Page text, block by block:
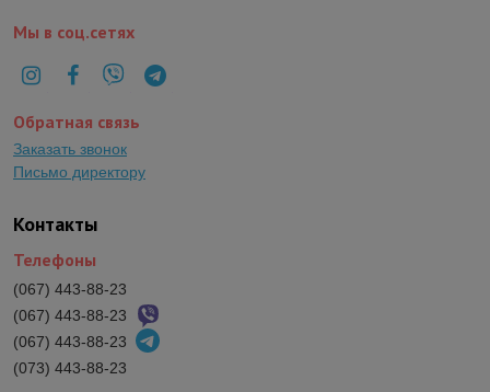
Контакты
Телефоны
(067) 443-88-23
(067) 443-88-23
(067) 443-88-23
(073) 443-88-23
Мы в соц.сетях
Обратная связь
Заказать звонок
Письмо директору